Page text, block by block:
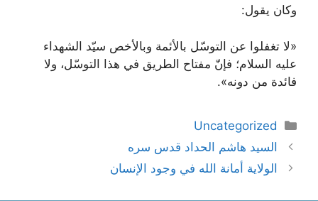
وكان يقول:
«لا تغفلوا عن التوسّل بالأئمة وبالأخص سيّد الشهداء
عليه السلام؛ فإنّ مفتاح الطريق في هذا التوسّل، ولا
فائدة من دونه».
دسته‌ها
Uncategorized
ناوبری
نوشته‌ها
السيد هاشم الحداد قدس سره
الولاية أمانة الله في وجود الإنسان